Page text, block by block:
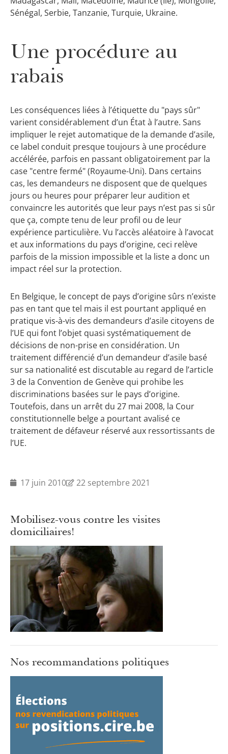
Sénégal, Serbie, Tanzanie, Turquie, Ukraine.
Une procédure au
rabais
Les conséquences liées à l’étiquette du "pays sûr"
varient considérablement d’un État à l’autre. Sans
impliquer le rejet automatique de la demande d’asile,
ce label conduit presque toujours à une procédure
accélérée, parfois en passant obligatoirement par la
case "centre fermé" (Royaume-Uni). Dans certains
cas, les demandeurs ne disposent que de quelques
jours ou heures pour préparer leur audition et
convaincre les autorités que leur pays n’est pas si sûr
que ça, compte tenu de leur profil ou de leur
expérience particulière. Vu l’accès aléatoire à l’avocat
et aux informations du pays d’origine, ceci relève
parfois de la mission impossible et la liste a donc un
impact réel sur la protection.
En Belgique, le concept de pays d’origine sûrs n’existe
pas en tant que tel mais il est pourtant appliqué en
pratique vis-à-vis des demandeurs d’asile citoyens de
l’UE qui font l’objet quasi systématiquement de
décisions de non-prise en considération. Un
traitement différencié d’un demandeur d’asile basé
sur sa nationalité est discutable au regard de l’article
3 de la Convention de Genève qui prohibe les
discriminations basées sur le pays d’origine.
Toutefois, dans un arrêt du 27 mai 2008, la Cour
constitutionnelle belge a pourtant avalisé ce
traitement de défaveur réservé aux ressortissants de
l’UE.
17 juin 2010 22 septembre 2021
Mobilisez-vous contre les visites
domiciliaires!
Nos recommandations politiques